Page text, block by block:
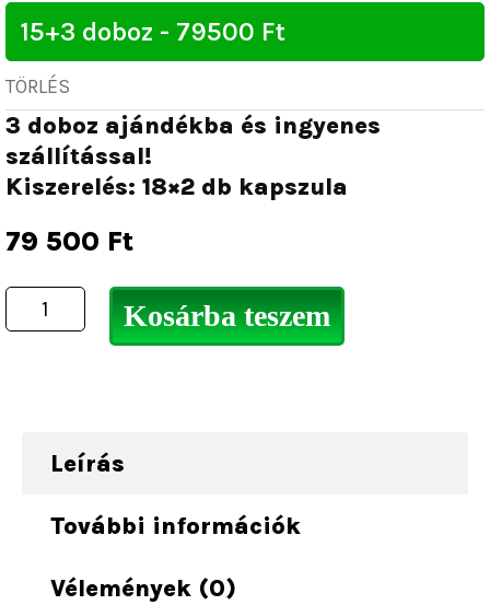
TÖRLÉS
3 doboz ajándékba és ingyenes
szállítással!
Kiszerelés: 18×2 db kapszula
79 500 Ft
mennyiség
Kosárba teszem
Leírás
További információk
Vélemények (0)